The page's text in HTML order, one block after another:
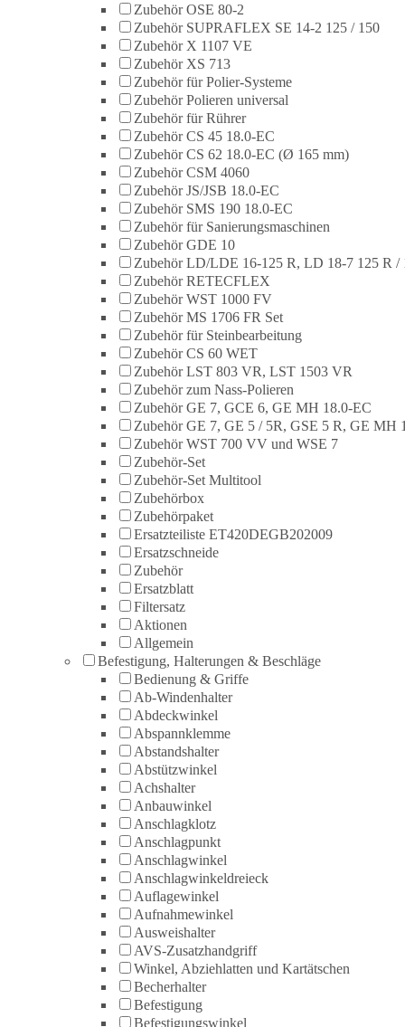
Zubehör OSE 80-2
Zubehör SUPRAFLEX SE 14-2 125 / 150
Zubehör X 1107 VE
Zubehör XS 713
Zubehör für Polier-Systeme
Zubehör Polieren universal
Zubehör für Rührer
Zubehör CS 45 18.0-EC
Zubehör CS 62 18.0-EC (Ø 165 mm)
Zubehör CSM 4060
Zubehör JS/JSB 18.0-EC
Zubehör SMS 190 18.0-EC
Zubehör für Sanierungsmaschinen
Zubehör GDE 10
Zubehör LD/LDE 16-125 R, LD 18-7 125 R /
Zubehör RETECFLEX
Zubehör WST 1000 FV
Zubehör MS 1706 FR Set
Zubehör für Steinbearbeitung
Zubehör CS 60 WET
Zubehör LST 803 VR, LST 1503 VR
Zubehör zum Nass-Polieren
Zubehör GE 7, GCE 6, GE MH 18.0-EC
Zubehör GE 7, GE 5 / 5R, GSE 5 R, GE MH
Zubehör WST 700 VV und WSE 7
Zubehör-Set
Zubehör-Set Multitool
Zubehörbox
Zubehörpaket
Ersatzteiliste ET420DEGB202009
Ersatzschneide
Zubehör
Ersatzblatt
Filtersatz
Aktionen
Allgemein
Befestigung, Halterungen & Beschläge
Bedienung & Griffe
Ab-Windenhalter
Abdeckwinkel
Abspannklemme
Abstandshalter
Abstützwinkel
Achshalter
Anbauwinkel
Anschlagklotz
Anschlagpunkt
Anschlagwinkel
Anschlagwinkeldreieck
Auflagewinkel
Aufnahmewinkel
Ausweishalter
AVS-Zusatzhandgriff
Winkel, Abziehlatten und Kartätschen
Becherhalter
Befestigung
Befestigungswinkel